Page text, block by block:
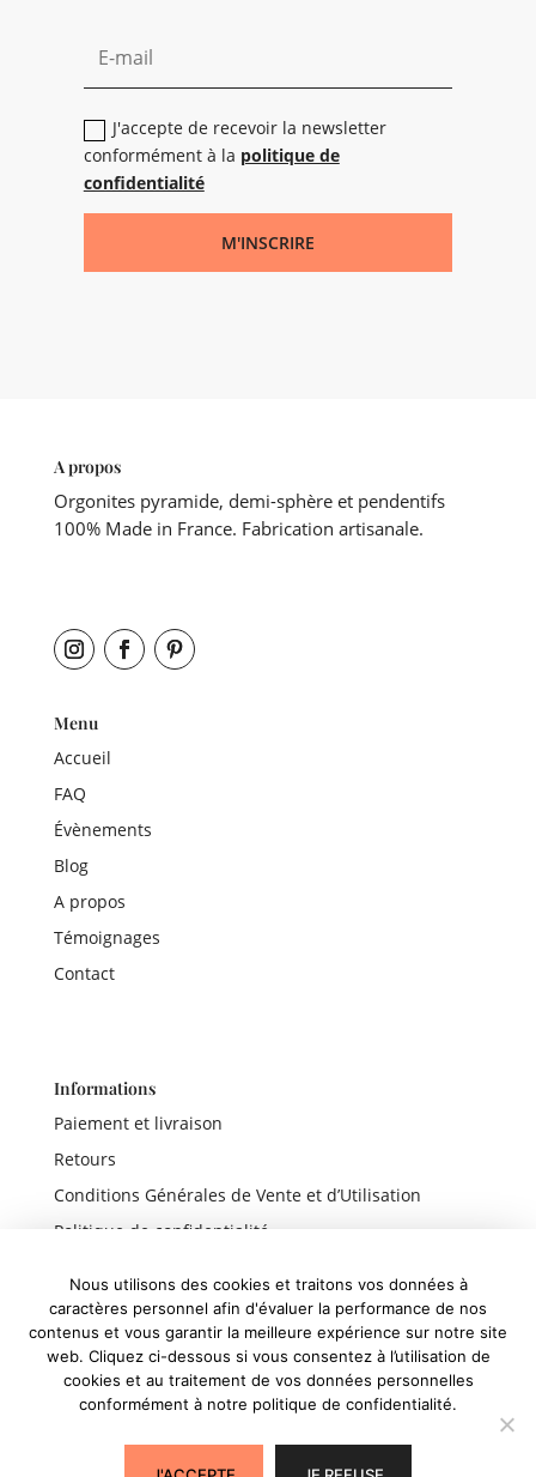
J'accepte de recevoir la newsletter
conformément à la politique de
confidentialité
M'INSCRIRE
A propos
Orgonites pyramide, demi-sphère et pendentifs
100% Made in France. Fabrication artisanale.
Menu
Accueil
FAQ
Évènements
Blog
A propos
Témoignages
Contact
Informations
Paiement et livraison
Retours
Conditions Générales de Vente et d’Utilisation
Politique de confidentialité
Liens rapides
Boutique
Nous utilisons des cookies et traitons vos données à
caractères personnel afin d'évaluer la performance de nos
contenus et vous garantir la meilleure expérience sur notre site
web. Cliquez ci-dessous si vous consentez à l’utilisation de
cookies et au traitement de vos données personnelles
conformément à notre politique de confidentialité.